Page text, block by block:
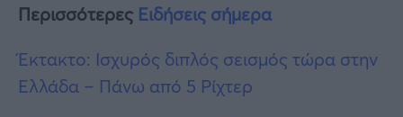
Περισσότερες Ειδήσεις σήμερα
Έκτακτο: Ισχυρός διπλός σεισμός τώρα στην
Ελλάδα – Πάνω από 5 Ρίχτερ